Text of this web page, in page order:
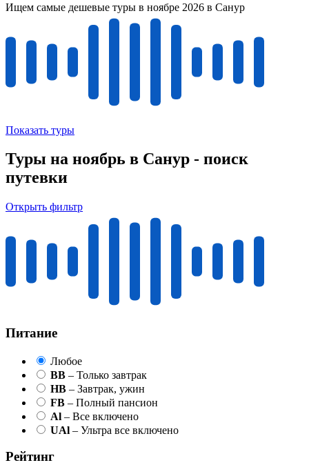
Ищем самые дешевые туры в ноябре 2026 в Санур
Показать туры
Туры на ноябрь в Санур - поиск
путевки
Открыть фильтр
Питание
Любое
BB – Только завтрак
HB – Завтрак, ужин
FB – Полный пансион
Al – Все включено
UAl – Ультра все включено
Рейтинг